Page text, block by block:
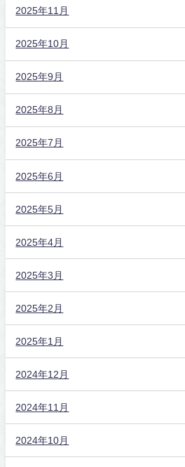
2025年11月
2025年10月
2025年9月
2025年8月
2025年7月
2025年6月
2025年5月
2025年4月
2025年3月
2025年2月
2025年1月
2024年12月
2024年11月
2024年10月